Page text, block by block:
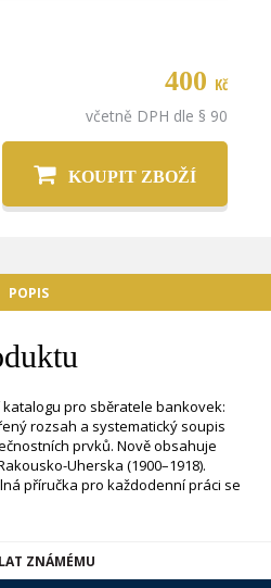
400 Kč
včetně DPH dle § 90
KOUPIT ZBOŽÍ
POPIS
pro sběratele bankovek:
rozsah a systematický soupis
prvků. Nově obsahuje
Uherska (1900–1918).
příručka pro každodenní práci se
ZNÁMÉMU